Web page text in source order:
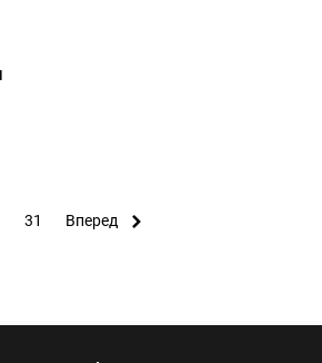
31 Вперед